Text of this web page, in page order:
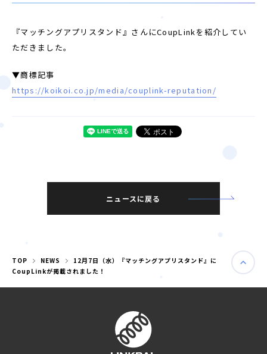
CONTACT
婚活パーティー（東京）
PRIVACY POLICY
『マッチングアプリスタンド』さんにCoupLinkを紹介してい
ただきました。
▼商標記事
https://koikoi.co.jp/media/couplink-reputation/
ニュースに戻る
TOP NEWS
12月7日（水）『マッチングアプリスタンド』に
CoupLinkが掲載されました！